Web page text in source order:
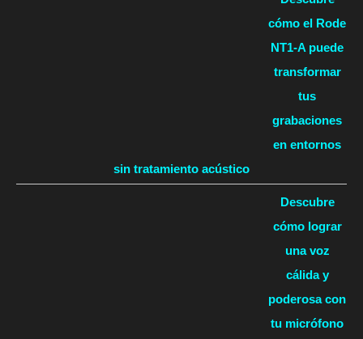
cómo el Rode
NT1-A puede
transformar
tus
grabaciones
en entornos
sin tratamiento acústico
Descubre
cómo lograr
una voz
cálida y
poderosa con
tu micrófono